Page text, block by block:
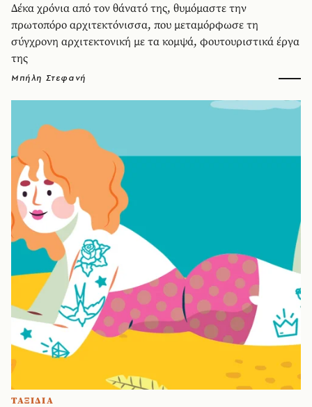
Δέκα χρόνια από τον θάνατό της, θυμόμαστε την
πρωτοπόρο αρχιτεκτόνισσα, που μεταμόρφωσε τη
σύγχρονη αρχιτεκτονική με τα κομψά, φουτουριστικά έργα
της
Μπήλη Στεφανή
ΤΑΞΙΔΙΑ